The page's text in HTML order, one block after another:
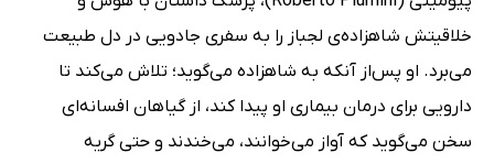
خلاقیتش شاهزاده‌ی لجباز را به سفری جادویی در دل طبیعت
می‌برد. او پس‌از آنکه به شاهزاده می‌گوید؛ تلاش می‌کند تا
دارویی برای درمان بیماری او پیدا کند، از گیاهان افسانه‌ای
سخن می‌گوید که آواز می‌خوانند، می‌خندند و حتی گریه